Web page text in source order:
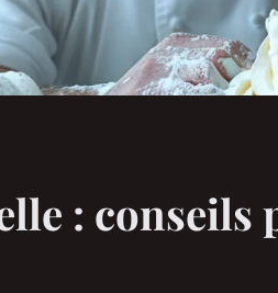
: conseils